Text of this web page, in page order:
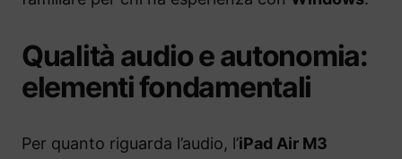
Qualità audio e autonomia:
elementi fondamentali
Per quanto riguarda l’audio, l’iPad Air M3